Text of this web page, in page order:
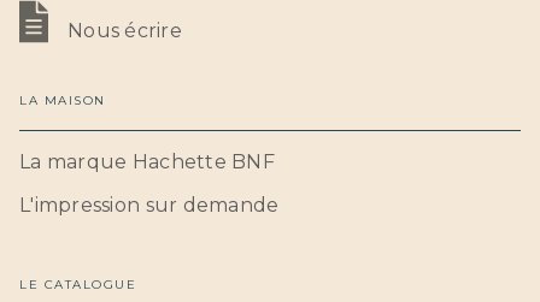
Nous écrire
LA MAISON
La marque Hachette BNF
L'impression sur demande
LE CATALOGUE